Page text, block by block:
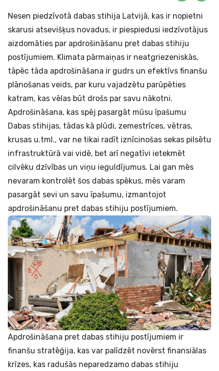
Nesen piedzīvotā dabas stihija Latvijā, kas ir nopietni
skarusi atsevišķus novadus, ir piespiedusi iedzīvotājus
aizdomāties par apdrošināšanu pret dabas stihiju
postījumiem. Klimata pārmaiņas ir neatgriezeniskās,
tāpēc tāda apdrošināšana ir gudrs un efektīvs finanšu
plānošanas veids, par kuru vajadzētu parūpēties
katram, kas vēlas būt drošs par savu nākotni.
Apdrošināšana, kas spēj pasargāt mūsu īpašumu
Dabas stihijas, tādas kā plūdi, zemestrīces, vētras,
krusas u.tml., var ne tikai radīt iznīcinošas sekas pilsētu
infrastruktūrā vai vidē, bet arī negatīvi ietekmēt
cilvēku dzīvības un viņu ieguldījumus. Lai gan mēs
nevaram kontrolēt šos dabas spēkus, mēs varam
pasargāt sevi un savu īpašumu, izmantojot
apdrošināšanu pret dabas stihiju postījumiem.
Apdrošināšana pret dabas stihiju postījumiem ir
finanšu stratēģija, kas var palīdzēt novērst finansiālas
krīzes, kas radušās neparedzamo dabas stihiju